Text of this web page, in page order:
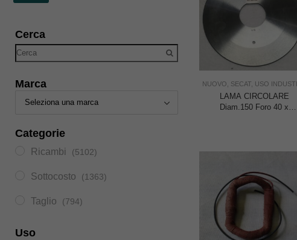
Cerca
Marca
Categorie
Ricambi (5102)
Sottocosto (1363)
Taglio (794)
Uso
NUOVO SECAT, USO
LAMA CIRCOLARE
Diam.150 Foro 40 x